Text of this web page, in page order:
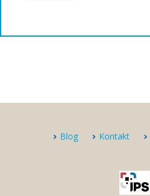
Blog Kontakt